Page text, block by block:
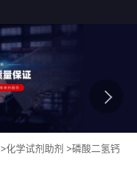
>化学试剂助剂 >磷酸二氢钙